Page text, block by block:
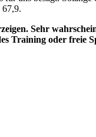
67,9.
Sehr
Training oder freie